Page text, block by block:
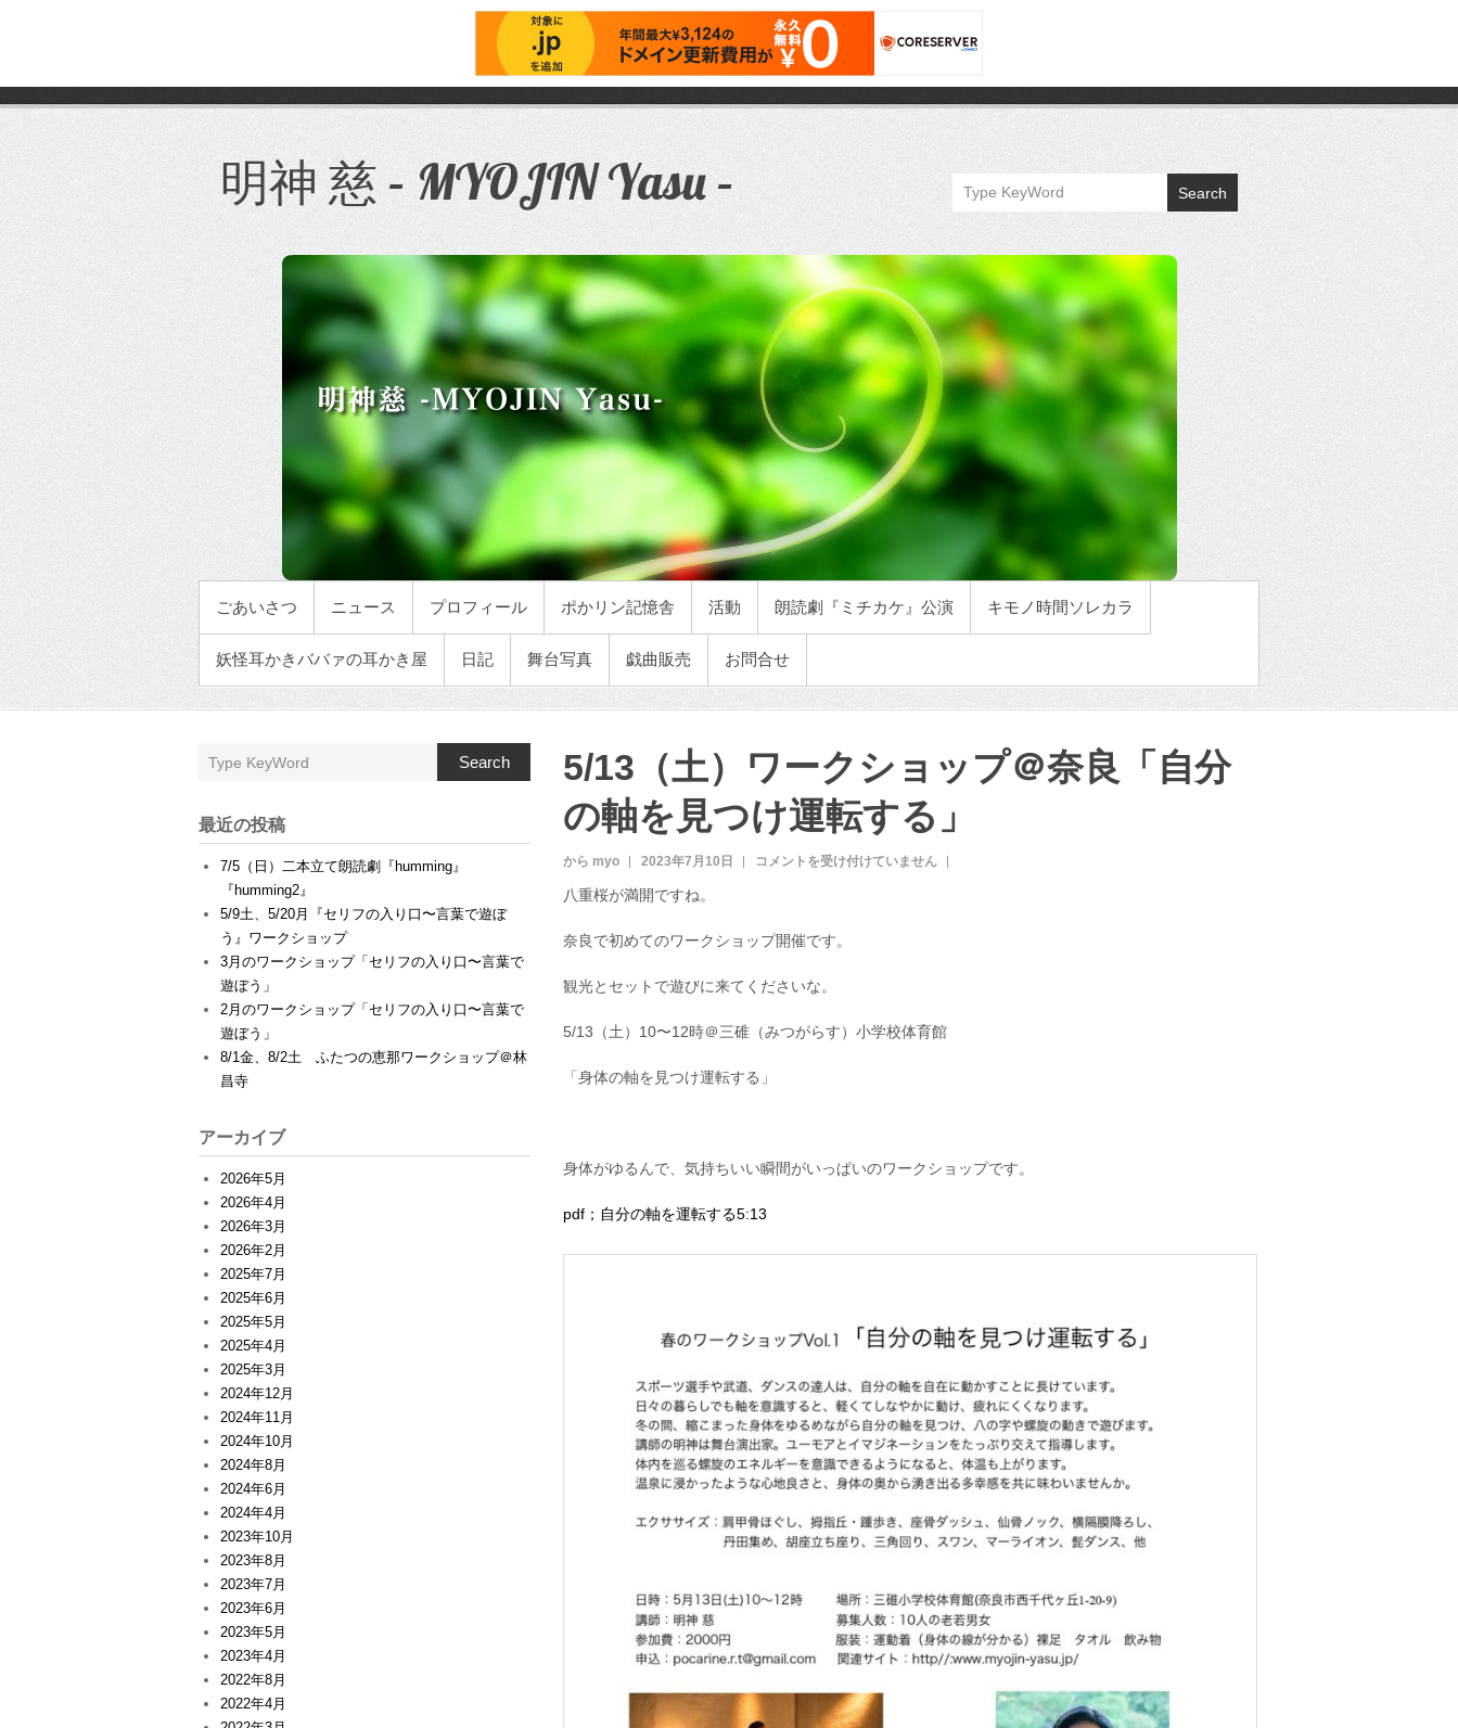
プ
明神 慈 – MYOJIN Yasu – Search
メインメニュー
ごあいさつ ニュース プロフィール ポかリン記憶舎 活動 朗読劇『ミチカケ』公演 キモノ時間ソレカラ
妖怪耳かきババァの耳かき屋 日記 舞台写真 戯曲販売 お問合せ
5/13（土）ワークショップ＠奈良「自分
の軸を見つけ運転する」
から myo 2023年7月10日
5
（
）
ー
ョ
奈
「
分
見
け
運
転
す
る
」
コメントを受け付けていません
八重桜が満開ですね。
奈良で初めてのワークショップ開催です。
観光とセットで遊びに来てくださいな。
5/13（土）10〜12時＠三碓（みつがらす）小学校体育館
「身体の軸を見つけ運転する」
身体がゆるんで、気持ちいい瞬間がいっぱいのワークショップです。
pdf； 自分の軸を運転する5:13
Search
最近の投稿
7/5（日）二本立て朗読劇『humming』
『humming2』
5/9土、5/20月『セリフの入り口〜言葉で遊ぼ
う』ワークショップ
3月のワークショップ「セリフの入り口〜言葉で
遊ぼう」
2月のワークショップ「セリフの入り口〜言葉で
遊ぼう」
8/1金、8/2土 ふたつの恵那ワークショップ＠林
昌寺
アーカイブ
2026年5月
2026年4月
2026年3月
2026年2月
2025年7月
2025年6月
2025年5月
2025年4月
2025年3月
2024年12月
2024年11月
2024年10月
2024年8月
2024年6月
2024年4月
2023年10月
2023年8月
2023年7月
2023年6月
2023年5月
2023年4月
2022年8月
2022年4月